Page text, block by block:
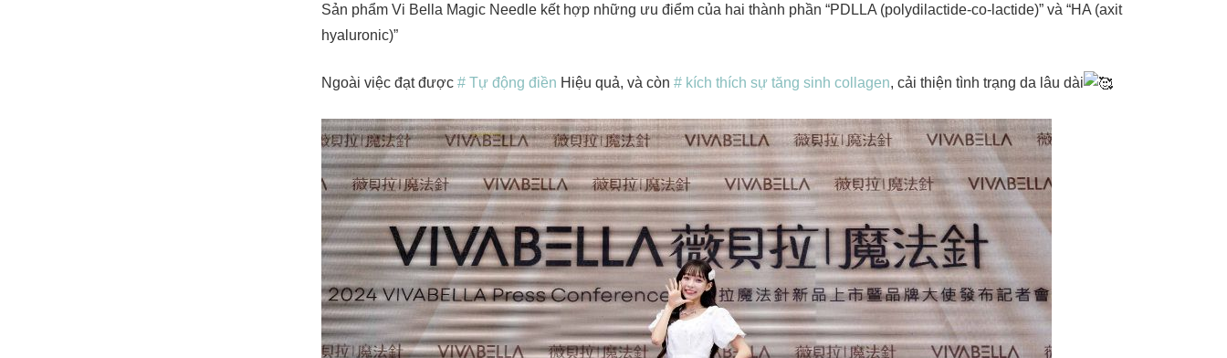
Sản phẩm Vi Bella Magic Needle kết hợp những ưu điểm của hai thành phần “PDLLA (polydilactide-co-lactide)” và “HA (axit
hyaluronic)”
Ngoài việc đạt được# Tự động điền Hiệu quả, và còn# kích thích sự tăng sinh collagen, cải thiện tình trạng da lâu dài